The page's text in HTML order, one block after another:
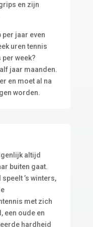
en zijn
jaar even
uren tennis
per week?
jaar maanden.
en moet al na
worden.
altijd
buiten gaat.
’s winters,
met zich
een oude en
hardheid